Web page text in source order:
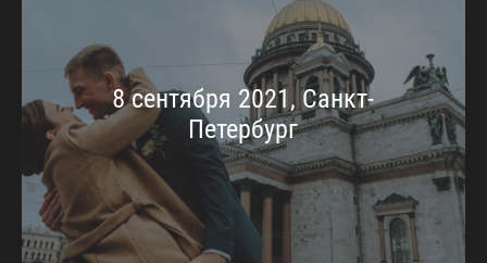
8 сентября 2021, Санкт-
Петербург